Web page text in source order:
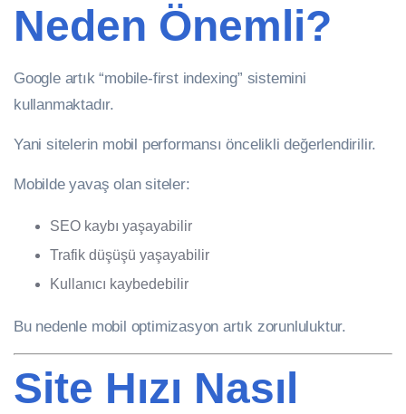
Neden Önemli?
Google artık “mobile-first indexing” sistemini
kullanmaktadır.
Yani sitelerin mobil performansı öncelikli değerlendirilir.
Mobilde yavaş olan siteler:
SEO kaybı yaşayabilir
Trafik düşüşü yaşayabilir
Kullanıcı kaybedebilir
Bu nedenle mobil optimizasyon artık zorunluluktur.
Site Hızı Nasıl